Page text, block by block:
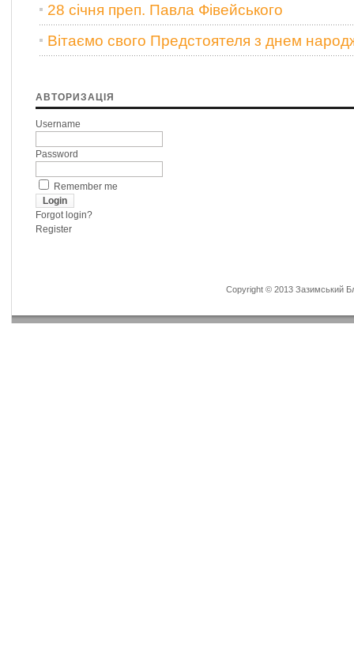
28 січня преп. Павла Фівейського
Вітаємо свого Предстоятеля з днем
АВТОРИЗАЦІЯ
Username
Password
Remember me
Forgot login?
Register
Copyright © 2013 Зазимський